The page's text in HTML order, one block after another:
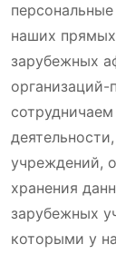
наших
зарубежных
учреждений,
хранения
зарубежных
которыми у